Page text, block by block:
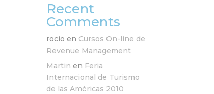
Recent
Comments
rocio en Cursos On-line de
Revenue Management
Martin en Feria
Internacional de Turismo
de las Américas 2010